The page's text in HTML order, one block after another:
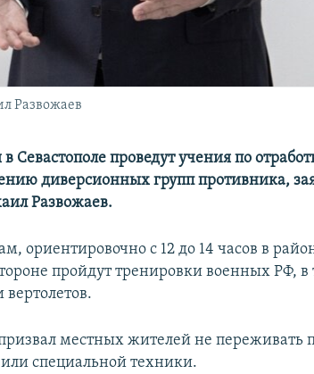
Развожаев
в Севастополе проведут учения по
диверсионных групп противника,
Развожаев.
ориентировочно с 12 до 14 часов в
пройдут тренировки военных РФ, в
вертолетов.
местных жителей не переживать
или специальной техники.